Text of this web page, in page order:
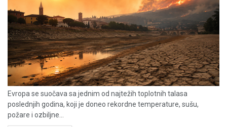
Evropa se suočava sa jednim od najtežih toplotnih talasa
poslednjih godina, koji je doneo rekordne temperature, sušu,
požare i ozbiljne...